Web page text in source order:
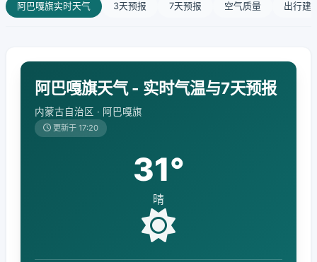
阿巴嘎旗实时天气 3天预报 7天预报 空气质量 出行建
阿巴嘎旗天气 - 实时气温与7天预报
内蒙古自治区 · 阿巴嘎旗
更新于 17:20
31°
晴